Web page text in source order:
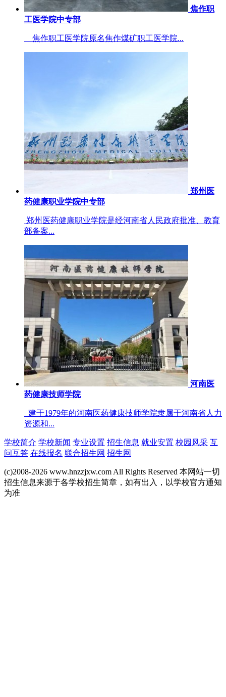
焦作职
工医学院中专部
焦作职工医学院原名焦作煤矿职工医学院...
郑州医
药健康职业学院中专部
郑州医药健康职业学院是经河南省人民政府批准、教育
部备案...
河南医
药健康技师学院
建于1979年的河南医药健康技师学院隶属于河南省人力
资源和...
学校简介 学校新闻 专业设置 招生信息 就业安置 校园风采 互
问互答 在线报名 联合招生网 招生网
(c)2008-2026 www.hnzzjxw.com All Rights Reserved 本网站一切
招生信息来源于各学校招生简章，如有出入，以学校官方通知
为准